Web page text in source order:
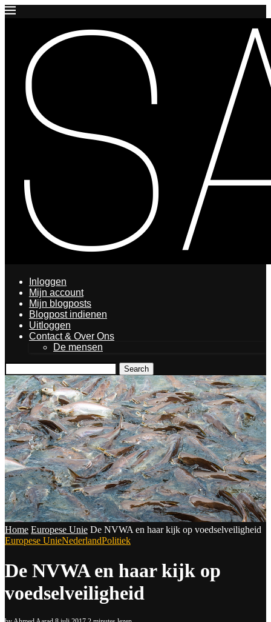
Inloggen
Mijn account
Mijn blogposts
Blogpost indienen
Uitloggen
Contact & Over Ons
De mensen
Search
Home Europese Unie De NVWA en haar kijk op voedselveiligheid
Europese UnieNederlandPolitiek
De NVWA en haar kijk op
voedselveiligheid